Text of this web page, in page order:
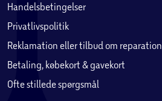
Handelsbetingelser
Privatlivspolitik
Reklamation eller tilbud om reparation
Betaling, købekort & gavekort
Ofte stillede spørgsmål